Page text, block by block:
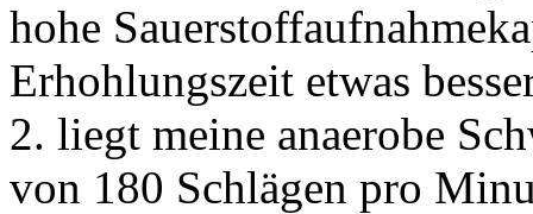
hohe
Erhohlungszeit etwas
2. liegt meine anaerobe
von 180 Schlägen pro